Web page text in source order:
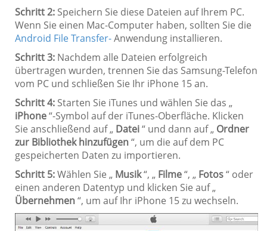
Schritt 2: Speichern Sie diese Dateien auf Ihrem PC.
Wenn Sie einen Mac-Computer haben, sollten Sie die
Android File Transfer-Anwendung installieren.
Schritt 3: Nachdem alle Dateien erfolgreich
übertragen wurden, trennen Sie das Samsung-Telefon
vom PC und schließen Sie Ihr iPhone 15 an.
Schritt 4: Starten Sie iTunes und wählen Sie das „
iPhone“-Symbol auf der iTunes-Oberfläche. Klicken
Sie anschließend auf „ Datei“ und dann auf „ Ordner
zur Bibliothek hinzufügen“, um die auf dem PC
gespeicherten Daten zu importieren.
Schritt 5:Wählen Sie „ Musik“, „ Filme“, „ Fotos“ oder
einen anderen Datentyp und klicken Sie auf „
Übernehmen“, um auf Ihr iPhone 15 zu wechseln.